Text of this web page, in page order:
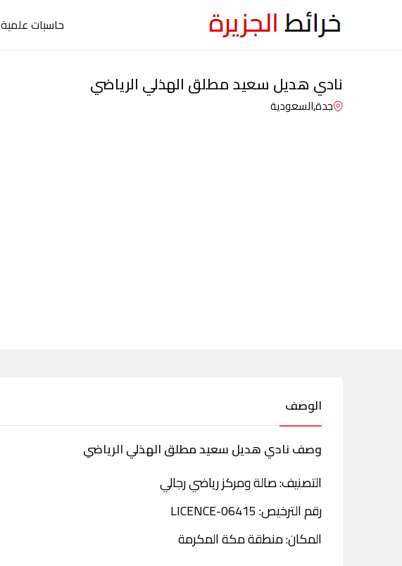
حاسبات علمية
نادي هديل سعيد مطلق الهذلي الرياضي
جدة,السعودية
الوصف
وصف نادي هديل سعيد مطلق الهذلي الرياضي
التصنيف: صالة ومركز رياضي رجالي
رقم الترخيص: LICENCE-06415
المكان: منطقة مكة المكرمة